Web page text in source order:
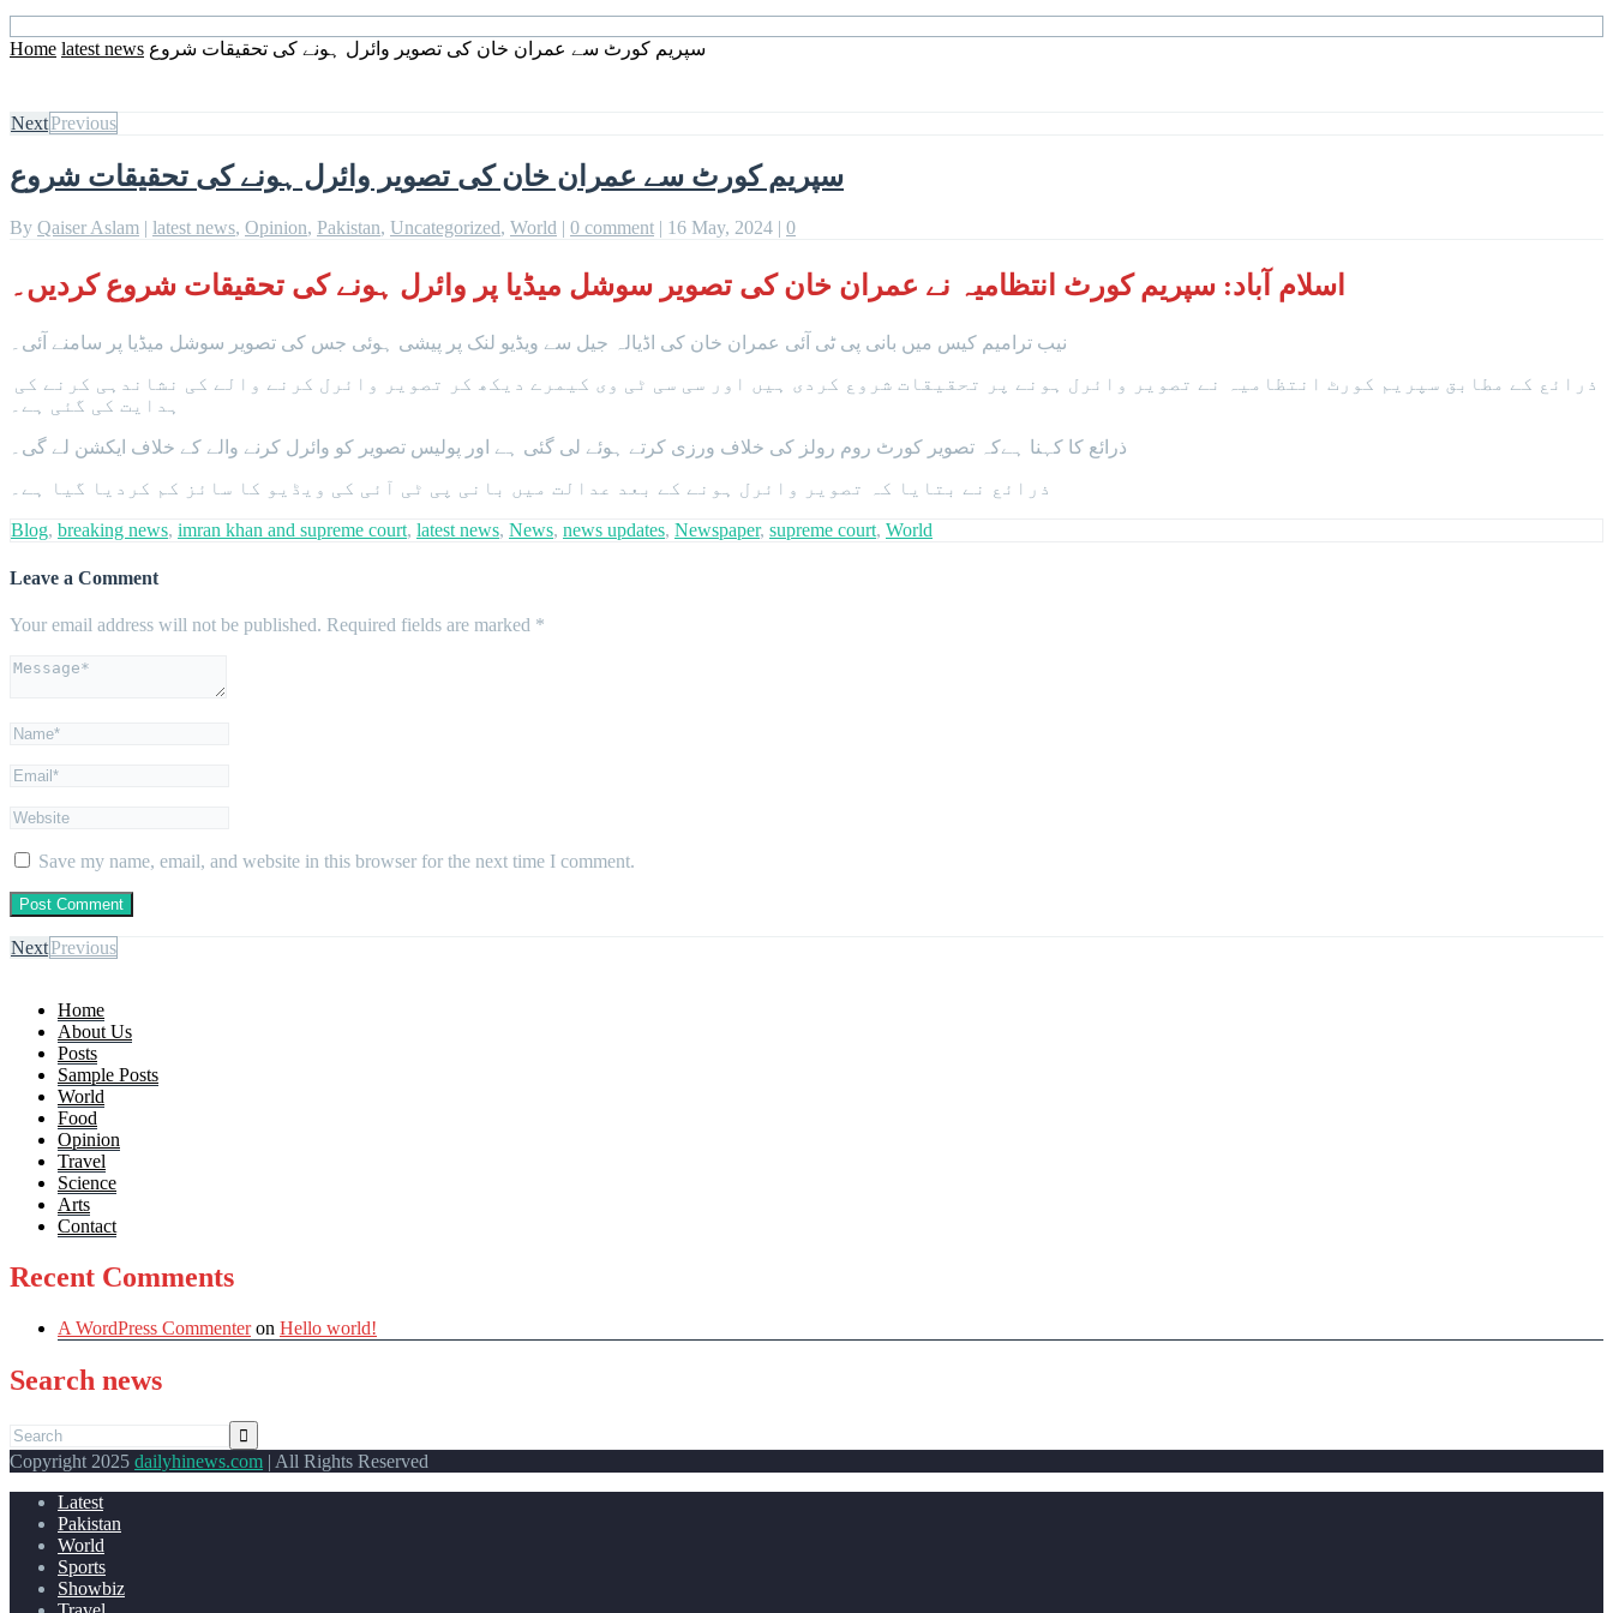
Home latest news سپریم کورٹ سے عمران خان کی تصویر وائرل ہونے کی تحقیقات شروع
NextPrevious
سپریم کورٹ سے عمران خان کی تصویر وائرل ہونے کی تحقیقات شروع
By Qaiser Aslam | latest news, Opinion, Pakistan, Uncategorized, World | 0 comment | 16 May, 2024 | 0
اسلام آباد: سپریم کورٹ انتظامیہ نے عمران خان کی تصویر سوشل میڈیا پر وائرل ہونے کی تحقیقات شروع کردیں۔
نیب ترامیم کیس میں بانی پی ٹی آئی عمران خان کی اڈیالہ جیل سے ویڈیو لنک پر پیشی ہوئی جس کی تصویر سوشل میڈیا پر سامنے آئی۔
ذرائع کے مطابق سپریم کورٹ انتظامیہ نے تصویر وائرل ہونے پر تحقیقات شروع کردی ہیں اور سی سی ٹی وی کیمرے دیکھ کر تصویر وائرل کرنے والے کی نشاندہی کرنے کی
ہدایت کی گئی ہے۔
ذرائع کا کہنا ہےکہ تصویر کورٹ روم رولز کی خلاف ورزی کرتے ہوئے لی گئی ہے اور پولیس تصویر کو وائرل کرنے والے کے خلاف ایکشن لے گی۔
ذرائع نے بتایا کہ تصویر وائرل ہونے کے بعد عدالت میں بانی پی ٹی آئی کی ویڈیو کا سائز کم کردیا گیا ہے۔
Blog, breaking news, imran khan and supreme court, latest news, News, news updates, Newspaper, supreme court, World
Leave a Comment
Your email address will not be published. Required fields are marked *
Save my name, email, and website in this browser for the next time I comment.
NextPrevious
Home
About Us
Posts
Sample Posts
World
Food
Opinion
Travel
Science
Arts
Contact
Recent Comments
A WordPress Commenteron Hello world!
Search news
Copyright 2025 dailyhinews.com | All Rights Reserved
Latest
Pakistan
World
Sports
Showbiz